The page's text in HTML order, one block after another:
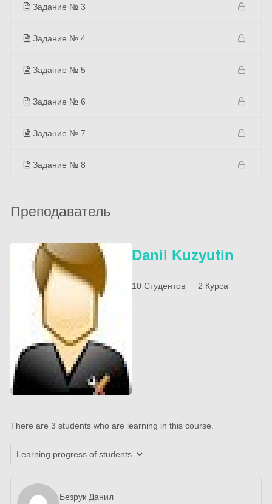
Задание № 3
Задание № 4
Задание № 5
Задание № 6
Задание № 7
Задание № 8
Преподаватель
Danil Kuzyutin
10 Студентов 2 Курса
There are 3 students who are learning in this course.
Безрук Данил